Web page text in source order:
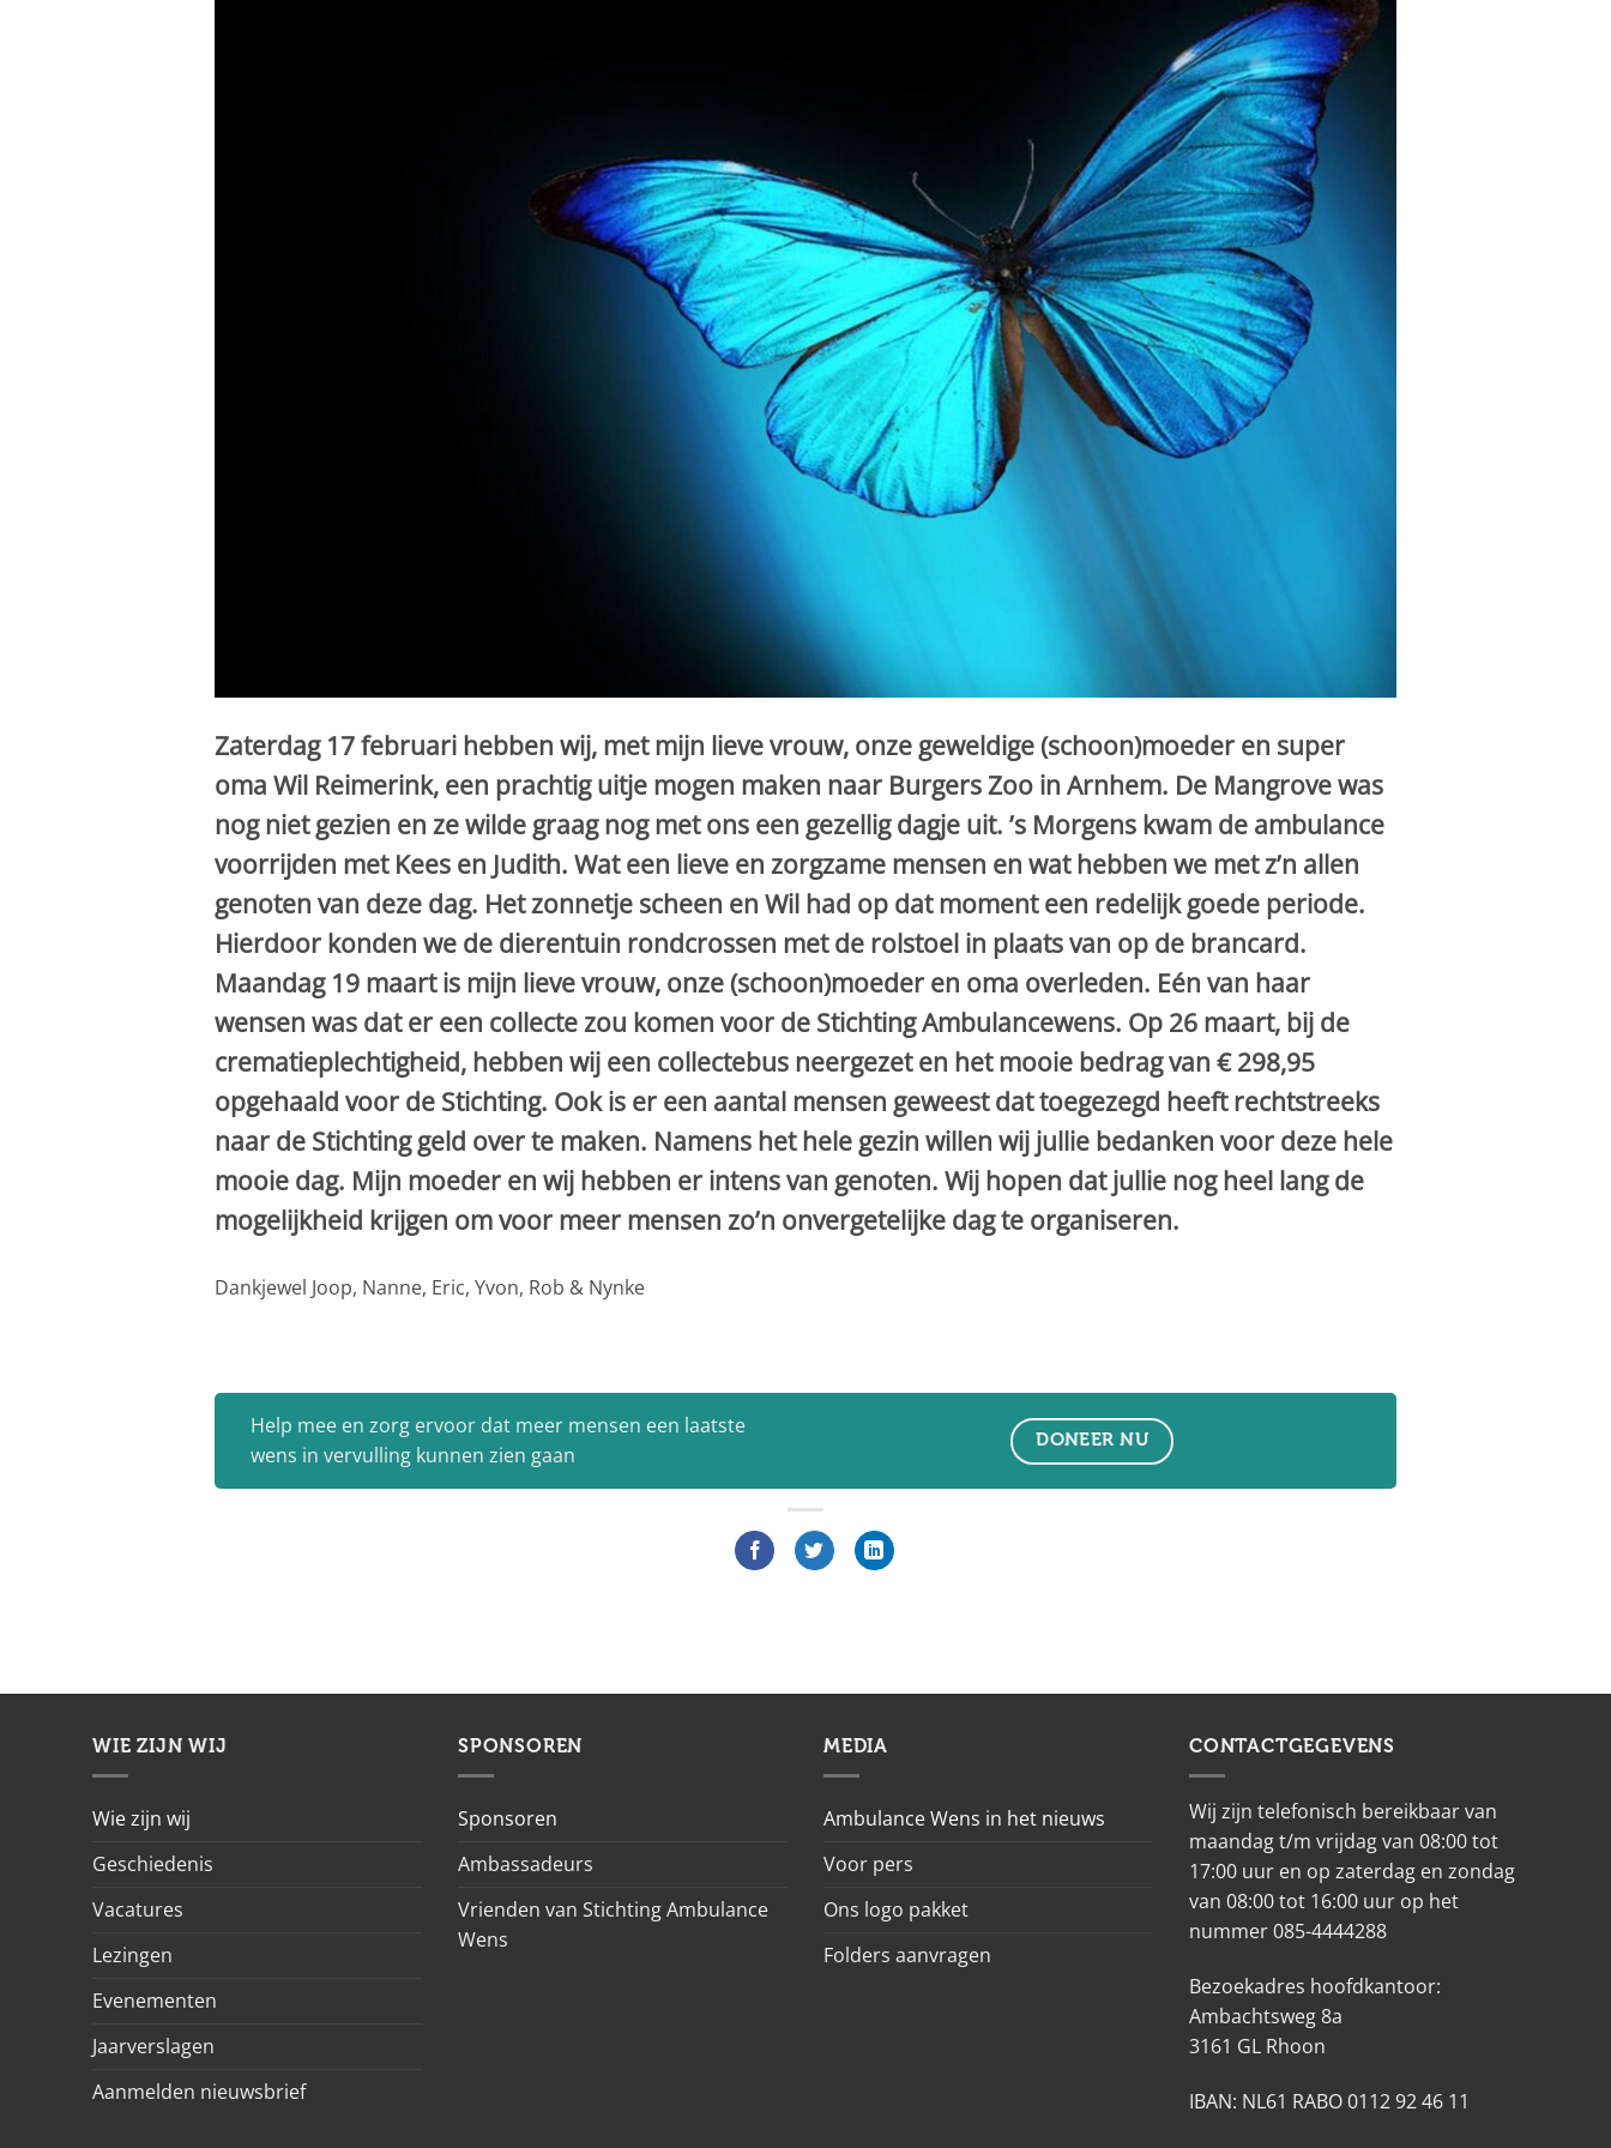
Zaterdag 17 februari hebben wij, met mijn lieve vrouw, onze geweldige (schoon)moeder en super
oma Wil Reimerink, een prachtig uitje mogen maken naar Burgers Zoo in Arnhem. De Mangrove was
nog niet gezien en ze wilde graag nog met ons een gezellig dagje uit. ’s Morgens kwam de ambulance
voorrijden met Kees en Judith. Wat een lieve en zorgzame mensen en wat hebben we met z’n allen
genoten van deze dag. Het zonnetje scheen en Wil had op dat moment een redelijk goede periode.
Hierdoor konden we de dierentuin rondcrossen met de rolstoel in plaats van op de brancard.
Maandag 19 maart is mijn lieve vrouw, onze (schoon)moeder en oma overleden. Eén van haar
wensen was dat er een collecte zou komen voor de Stichting Ambulancewens. Op 26 maart, bij de
crematieplechtigheid, hebben wij een collectebus neergezet en het mooie bedrag van € 298,95
opgehaald voor de Stichting. Ook is er een aantal mensen geweest dat toegezegd heeft rechtstreeks
naar de Stichting geld over te maken. Namens het hele gezin willen wij jullie bedanken voor deze hele
mooie dag. Mijn moeder en wij hebben er intens van genoten. Wij hopen dat jullie nog heel lang de
mogelijkheid krijgen om voor meer mensen zo’n onvergetelijke dag te organiseren.
Dankjewel Joop, Nanne, Eric, Yvon, Rob & Nynke
Help mee en zorg ervoor dat meer mensen een laatste
wens in vervulling kunnen zien gaan
DONEER NU
WIE ZIJN WIJ
Wie zijn wij
Geschiedenis
Vacatures
Lezingen
Evenementen
Jaarverslagen
Aanmelden nieuwsbrief
SPONSOREN
Sponsoren
Ambassadeurs
Vrienden van Stichting Ambulance
Wens
MEDIA
Ambulance Wens in het nieuws
Voor pers
Ons logo pakket
Folders aanvragen
CONTACTGEGEVENS
Wij zijn telefonisch bereikbaar van
maandag t/m vrijdag van 08:00 tot
17:00 uur en op zaterdag en zondag
van 08:00 tot 16:00 uur op het
nummer 085-4444288
Bezoekadres hoofdkantoor:
Ambachtsweg 8a
3161 GL Rhoon
IBAN: NL61 RABO 0112 92 46 11